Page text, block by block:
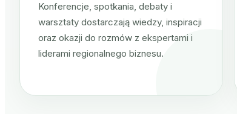
Konferencje, spotkania, debaty i
warsztaty dostarczają wiedzy, inspiracji
oraz okazji do rozmów z ekspertami i
liderami regionalnego biznesu.